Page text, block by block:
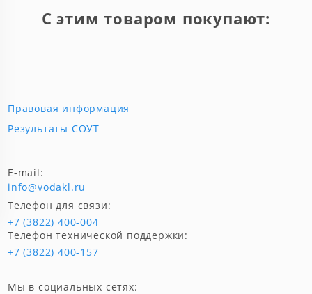
С этим товаром покупают:
Правовая информация
Результаты СОУТ
Телефон для связи:
+7 (3822) 400-004
Телефон технической поддержки:
+7 (3822) 400-157
E-mail:
info@vodakl.ru
Мы в социальных сетях: